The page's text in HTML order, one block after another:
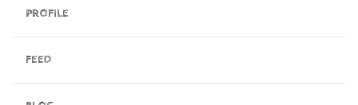
PROFILE
FEED